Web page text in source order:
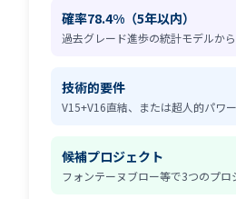
確率78.4%（5年以内）
過去グレード進歩の統計モデルか
技術的要件
V15+V16直結、または超人的パワ
候補プロジェクト
フォンテーヌブロー等で3つのプロ